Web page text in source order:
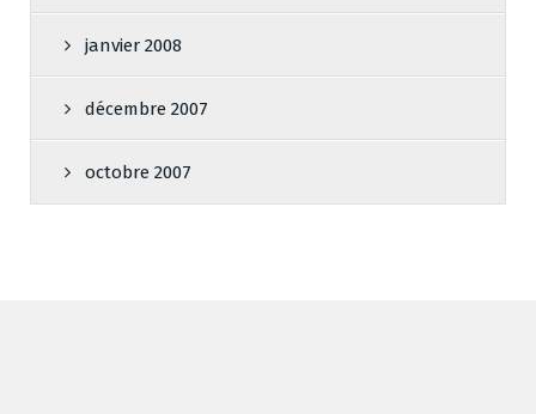
janvier 2008
décembre 2007
octobre 2007